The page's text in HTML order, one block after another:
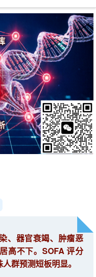
、器官衰竭、肿瘤恶
高不下。SOFA 评分
群预测短板明显。